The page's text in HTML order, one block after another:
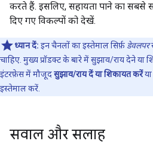
करते हैं. इसलिए, सहायता पाने का सबसे
दिए गए विकल्पों को देखें.
ध्यान दें: इन चैनलों का इस्तेमाल सिर्फ़ डेवलपर
चाहिए. मुख्य प्रॉडक्ट के बारे में सुझाव/राय देने या
इंटरफ़ेस में मौजूदसुझाव/राय दें या शिकायत करेंया
इस्तेमाल करें.
सवाल और सलाह